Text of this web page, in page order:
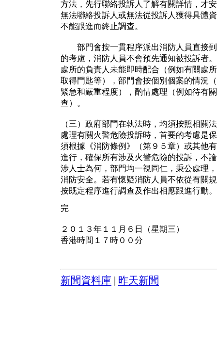
方法，先行聯絡投訴人了解有關詳情，才
無法聯絡投訴人或無法從投訴人獲得具體
不能跟進而終止調查。
部門會按一貫程序派出消防人員直接到
的考慮，消防人員不會預先通知被投訴者
處所的負責人未能即時配合（例如有關處
取得門匙等），部門會按個別個案的情況
緊急和嚴重程度），酌情處理（例如待有
查）。
（三）政府部門在執法時，均須按照相關
處理有關火警危險投訴時，首要的考慮是
須根據《消防條例》（第９５章）或其他
進行，確保所有涉及火警危險的投訴，不
涉人士為何，部門均一視同仁，秉公處理
消防安全。若有懷疑消防人員不依從有關
按既定程序進行調查及作出相應跟進行動。
完
２０１３年１１月６日（星期三）
香港時間１７時００分
新聞資料庫 昨天新聞